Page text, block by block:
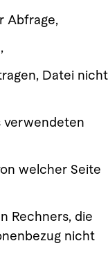
Abfrage,
Datei nicht
verwendeten
welcher Seite
Rechners, die
nicht